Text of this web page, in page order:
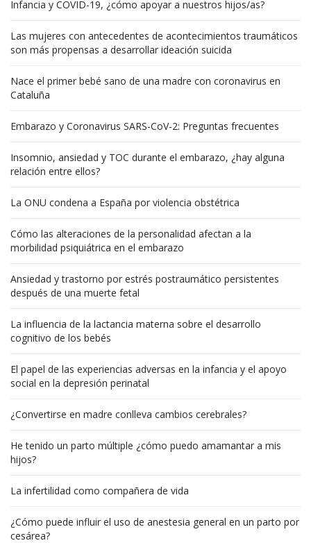
Infancia y COVID-19, ¿cómo apoyar a nuestros hijos/as?
Las mujeres con antecedentes de acontecimientos traumáticos
son más propensas a desarrollar ideación suicida
Nace el primer bebé sano de una madre con coronavirus en
Cataluña
Embarazo y Coronavirus SARS-CoV-2: Preguntas frecuentes
Insomnio, ansiedad y TOC durante el embarazo, ¿hay alguna
relación entre ellos?
La ONU condena a España por violencia obstétrica
Cómo las alteraciones de la personalidad afectan a la
morbilidad psiquiátrica en el embarazo
Ansiedad y trastorno por estrés postraumático persistentes
después de una muerte fetal
La influencia de la lactancia materna sobre el desarrollo
cognitivo de los bebés
El papel de las experiencias adversas en la infancia y el apoyo
social en la depresión perinatal
¿Convertirse en madre conlleva cambios cerebrales?
He tenido un parto múltiple ¿cómo puedo amamantar a mis
hijos?
La infertilidad como compañera de vida
¿Cómo puede influir el uso de anestesia general en un parto por
cesárea?